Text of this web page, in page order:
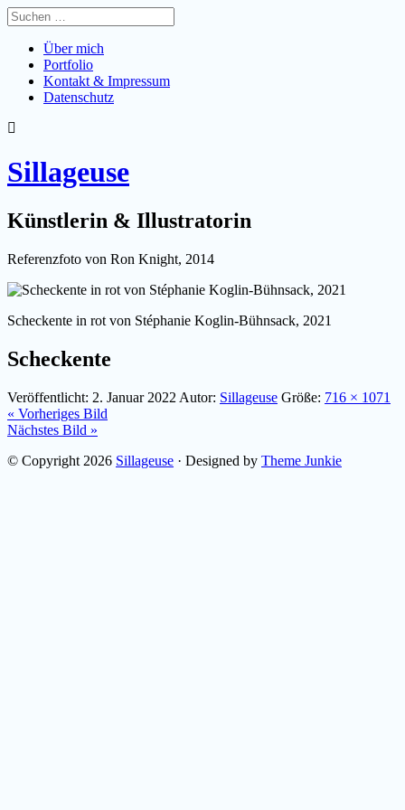
Über mich
Portfolio
Kontakt & Impressum
Datenschutz
Sillageuse
Künstlerin & Illustratorin
Referenzfoto von Ron Knight, 2014
Scheckente in rot von Stéphanie Koglin-Bühnsack, 2021
Scheckente
Veröffentlicht: 2. Januar 2022 Autor: Sillageuse Größe: 716 × 1071
« Vorheriges Bild
Nächstes Bild »
© Copyright 2026 Sillageuse · Designed by Theme Junkie